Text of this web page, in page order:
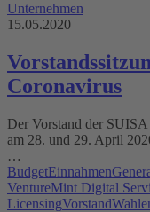
Unternehmen
15.05.2020
Coronavirus
Der Vorstand der
am 28. und 29. April
…
BudgetEinnahmen
VentureMint Digital
LicensingVorstand